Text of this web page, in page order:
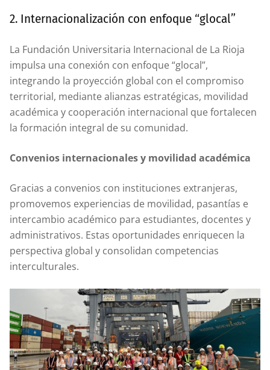
2. Internacionalización con enfoque “glocal”
La Fundación Universitaria Internacional de La Rioja
impulsa una conexión con enfoque “glocal”,
integrando la proyección global con el compromiso
territorial, mediante alianzas estratégicas, movilidad
académica y cooperación internacional que fortalecen
la formación integral de su comunidad.
Convenios internacionales y movilidad académica
Gracias a convenios con instituciones extranjeras,
promovemos experiencias de movilidad, pasantías e
intercambio académico para estudiantes, docentes y
administrativos. Estas oportunidades enriquecen la
perspectiva global y consolidan competencias
interculturales.